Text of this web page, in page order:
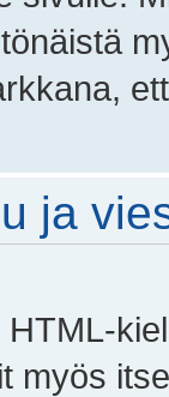
ja
myös